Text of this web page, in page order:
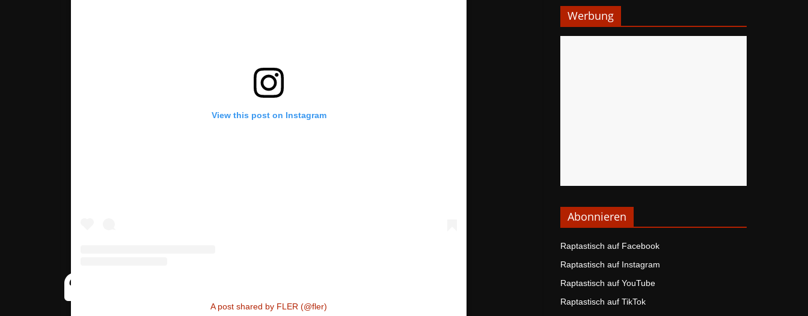
View this post on Instagram
A post shared by FLER (@fler)
Werbung
Abonnieren
Raptastisch auf Facebook
Raptastisch auf Instagram
Raptastisch auf YouTube
Raptastisch auf TikTok